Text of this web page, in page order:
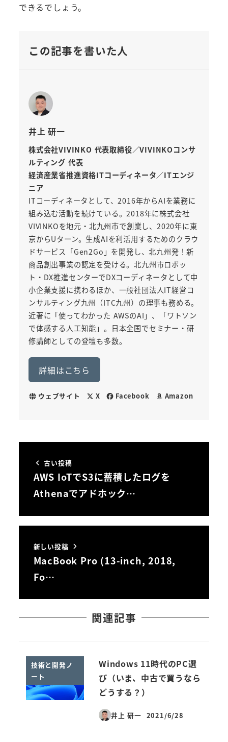
できるでしょう。
この記事を書いた人
井上 研一
株式会社VIVINKO 代表取締役／VIVINKOコンサ
ルティング 代表
経済産業省推進資格ITコーディネータ／ITエンジ
ニア
ITコーディネータとして、2016年からAIを業務に
組み込む活動を続けている。2018年に株式会社
VIVINKOを地元・北九州市で創業し、2020年に東
京からUターン。生成AIを利活用するためのクラウ
ドサービス「Gen2Go」を開発し、北九州発！新
商品創出事業の認定を受ける。北九州市ロボッ
ト・DX推進センターでDXコーディネータとして中
小企業支援に携わるほか、一般社団法人IT経営コ
ンサルティング九州（ITC九州）の理事も務める。
近著に「使ってわかった AWSのAI」、「ワトソン
で体感する人工知能」。日本全国でセミナー・研
修講師としての登壇も多数。
詳細はこちら
ウェブサイト X Facebook Amazon
古い投稿
AWS IoTでS3に蓄積したログを
Athenaでアドホック…
新しい投稿
MacBook Pro (13-inch, 2018,
Fo…
関連記事
技術と開発ノ
ート
Windows 11時代のPC選
び（いま、中古で買うなら
どうする？）
井上 研一
投稿日
2021/6/28